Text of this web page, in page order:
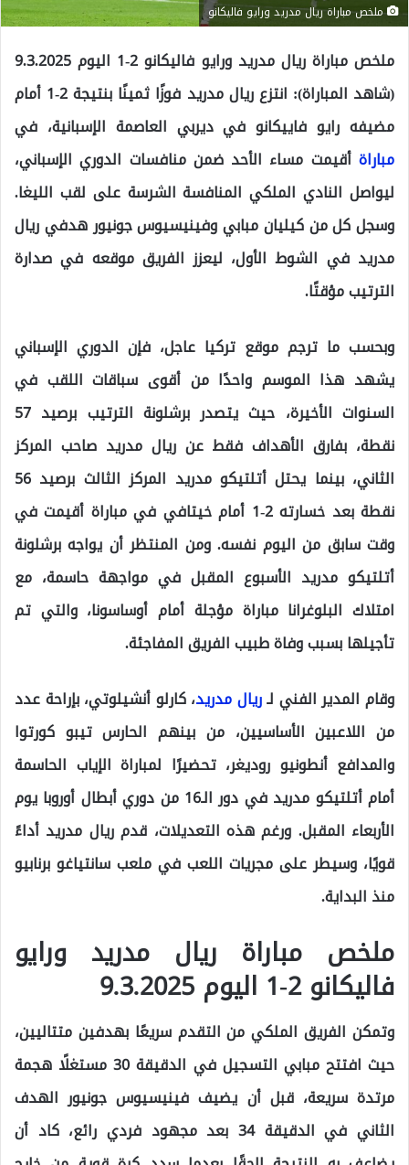
ملخص مباراة ريال مدريد ورايو فاليكانو
ملخص مباراة ريال مدريد ورايو فاليكانو 2-1 اليوم 9.3.2025
(شاهد المباراة): انتزع ريال مدريد فوزًا ثمينًا بنتيجة 2-1 أمام
مضيفه رايو فاييكانو في ديربي العاصمة الإسبانية، في
مباراةأقيمت مساء الأحد ضمن منافسات الدوري الإسباني،
ليواصل النادي الملكي المنافسة الشرسة على لقب الليغا.
وسجل كل من كيليان مبابي وفينيسيوس جونيور هدفي ريال
مدريد في الشوط الأول، ليعزز الفريق موقعه في صدارة
الترتيب مؤقتًا.
وبحسب ما ترجم موقع تركيا عاجل، فإن الدوري الإسباني
يشهد هذا الموسم واحدًا من أقوى سباقات اللقب في
السنوات الأخيرة، حيث يتصدر برشلونة الترتيب برصيد 57
نقطة، بفارق الأهداف فقط عن ريال مدريد صاحب المركز
الثاني، بينما يحتل أتلتيكو مدريد المركز الثالث برصيد 56
نقطة بعد خسارته 2-1 أمام خيتافي في مباراة أقيمت في
وقت سابق من اليوم نفسه. ومن المنتظر أن يواجه برشلونة
أتلتيكو مدريد الأسبوع المقبل في مواجهة حاسمة، مع
امتلاك البلوغرانا مباراة مؤجلة أمام أوساسونا، والتي تم
تأجيلها بسبب وفاة طبيب الفريق المفاجئة.
وقام المدير الفني لـريال مدريد، كارلو أنشيلوتي، بإراحة عدد
من اللاعبين الأساسيين، من بينهم الحارس تيبو كورتوا
والمدافع أنطونيو روديغر، تحضيرًا لمباراة الإياب الحاسمة
أمام أتلتيكو مدريد في دور الـ16 من دوري أبطال أوروبا يوم
الأربعاء المقبل. ورغم هذه التعديلات، قدم ريال مدريد أداءً
قويًا، وسيطر على مجريات اللعب في ملعب سانتياغو برنابيو
منذ البداية.
ملخص مباراة ريال مدريد ورايو
فاليكانو 2-1 اليوم 9.3.2025
وتمكن الفريق الملكي من التقدم سريعًا بهدفين متتاليين،
حيث افتتح مبابي التسجيل في الدقيقة 30 مستغلًا هجمة
مرتدة سريعة، قبل أن يضيف فينيسيوس جونيور الهدف
الثاني في الدقيقة 34 بعد مجهود فردي رائع، كاد أن